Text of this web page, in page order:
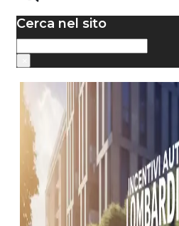
Cerca nel sito